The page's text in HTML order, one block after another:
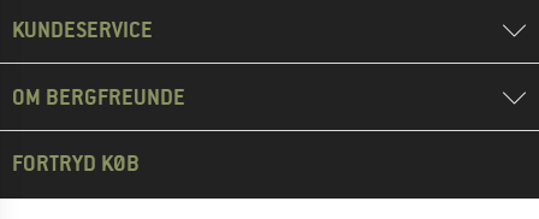
KUNDESERVICE
OM BERGFREUNDE
FORTRYD KØB